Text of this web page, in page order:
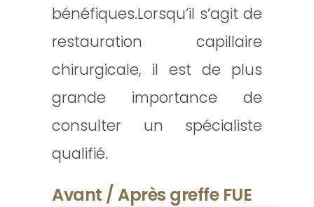
bénéfiques.Lorsqu’il s’agit de
restauration capillaire
chirurgicale, il est de plus
grande importance de
consulter un spécialiste
qualifié.
Avant / Après greffe FUE